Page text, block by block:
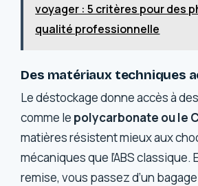
voyager : 5 critères pour des
qualité professionnelle
Des matériaux techniques
Le déstockage donne accès à
comme le polycarbonate ou le
matières résistent mieux aux
mécaniques que l’ABS classique.
remise, vous passez d’un